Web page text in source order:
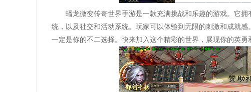
蟠龙微变传奇世界手游是一款充满挑战和乐趣的游戏。它
统，以及社交和活动系统。玩家可以体验到无限的刺激和成就
一定是你的不二选择。快来加入这个精彩的世界，展现你的英勇